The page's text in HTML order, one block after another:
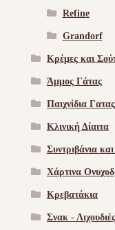
Refine
Grandorf
Κρέμες και
Άμμος Γάτας
Παιχνίδια Γατας
Κλινική Δίαιτα
Συντριβάνια
Χάρτινα
Κρεβατάκια
Σνακ - Λιχουδιές